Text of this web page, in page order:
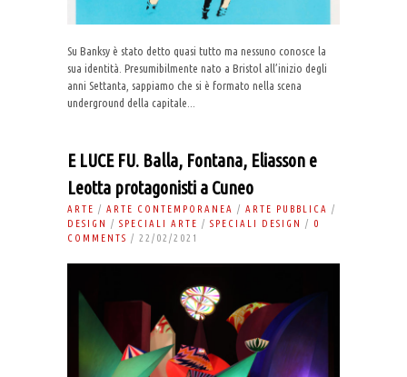
Su Banksy è stato detto quasi tutto ma nessuno conosce la
sua identità. Presumibilmente nato a Bristol all’inizio degli
anni Settanta, sappiamo che si è formato nella scena
underground della capitale...
E LUCE FU. Balla, Fontana, Eliasson e
Leotta protagonisti a Cuneo
ARTE / ARTE CONTEMPORANEA / ARTE PUBBLICA /
DESIGN / SPECIALI ARTE / SPECIALI DESIGN / 0
COMMENTS / 22/02/2021